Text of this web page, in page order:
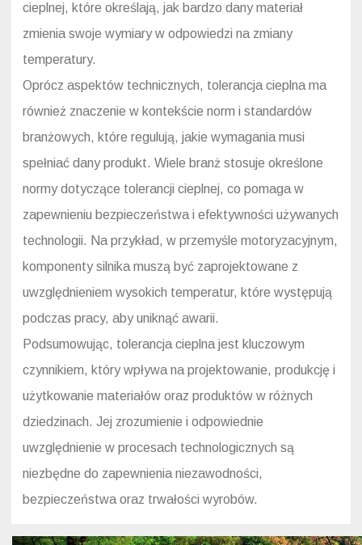
cieplnej, które określają, jak bardzo dany materiał
zmienia swoje wymiary w odpowiedzi na zmiany
temperatury.
Oprócz aspektów technicznych, tolerancja cieplna ma
również znaczenie w kontekście norm i standardów
branżowych, które regulują, jakie wymagania musi
spełniać dany produkt. Wiele branż stosuje określone
normy dotyczące tolerancji cieplnej, co pomaga w
zapewnieniu bezpieczeństwa i efektywności używanych
technologii. Na przykład, w przemyśle motoryzacyjnym,
komponenty silnika muszą być zaprojektowane z
uwzględnieniem wysokich temperatur, które występują
podczas pracy, aby uniknąć awarii.
Podsumowując, tolerancja cieplna jest kluczowym
czynnikiem, który wpływa na projektowanie, produkcję i
użytkowanie materiałów oraz produktów w różnych
dziedzinach. Jej zrozumienie i odpowiednie
uwzględnienie w procesach technologicznych są
niezbędne do zapewnienia niezawodności,
bezpieczeństwa oraz trwałości wyrobów.